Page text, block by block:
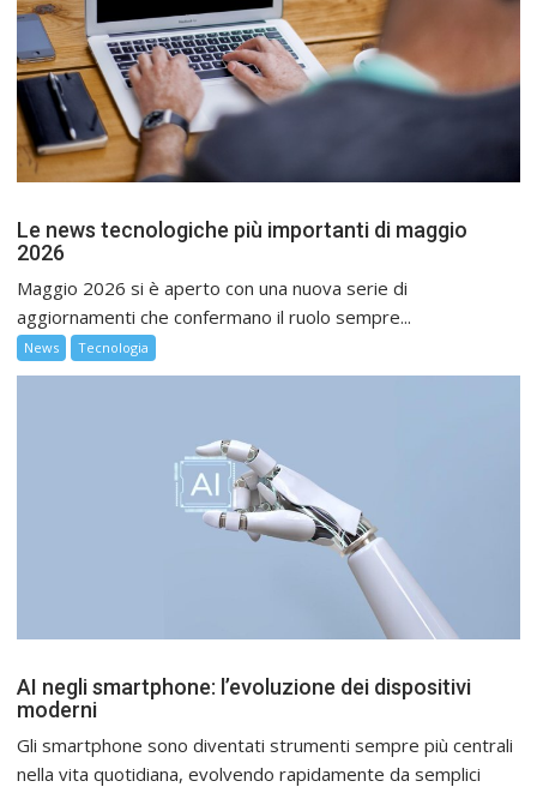
Le news tecnologiche più importanti di maggio
2026
Maggio 2026 si è aperto con una nuova serie di
aggiornamenti che confermano il ruolo sempre...
News Tecnologia
AI negli smartphone: l’evoluzione dei dispositivi
moderni
Gli smartphone sono diventati strumenti sempre più centrali
nella vita quotidiana, evolvendo rapidamente da semplici